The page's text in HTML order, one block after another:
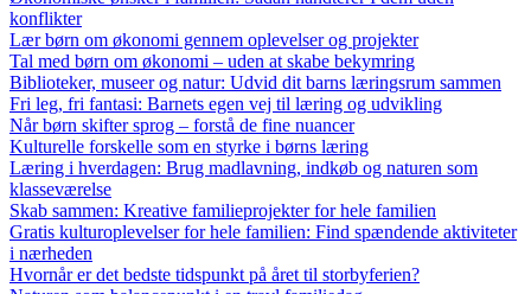
konflikter
Lær børn om økonomi gennem oplevelser og projekter
Tal med børn om økonomi – uden at skabe bekymring
Biblioteker, museer og natur: Udvid dit barns læringsrum sammen
Fri leg, fri fantasi: Barnets egen vej til læring og udvikling
Når børn skifter sprog – forstå de fine nuancer
Kulturelle forskelle som en styrke i børns læring
Læring i hverdagen: Brug madlavning, indkøb og naturen som
klasseværelse
Skab sammen: Kreative familieprojekter for hele familien
Gratis kulturoplevelser for hele familien: Find spændende aktiviteter
i nærheden
Hvornår er det bedste tidspunkt på året til storbyferien?